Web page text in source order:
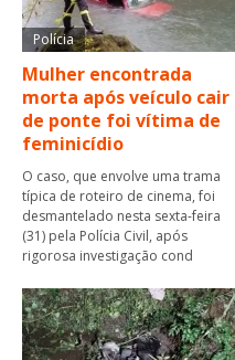
Polícia
Mulher encontrada
morta após veículo cair
de ponte foi vítima de
feminicídio
O caso, que envolve uma trama
típica de roteiro de cinema, foi
desmantelado nesta sexta-feira
(31) pela Polícia Civil, após
rigorosa investigação cond